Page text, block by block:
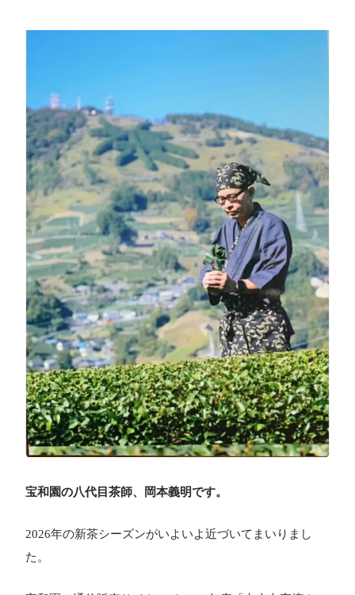
宝和園の八代目茶師、岡本義明です。
2026年の新茶シーズンがいよいよ近づいてまいりまし
た。